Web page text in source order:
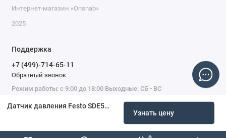
Датчик давления Festo SDE5-. 653056
Узнать цену
Интернет-магазин «Onsnab»
2025
Поддержка
+7 (499)-714-65-11
Обратный звонок
Режим работы: с 9:00 до 18:00 Выходные: СБ - ВС